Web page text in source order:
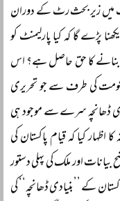
میں زیر بحث رٹ کے دوران
پڑے گا کہ کیا پارلیمنٹ کو
بنانے کا حق حاصل ہے؟ اس
کی طرف سے جو تحریری
ڈھانچہ سرے سے موجود ہی
کیا کہ قیام پاکستان کی
اور ملک کی پہلی دستور
کے ’’بنیادی ڈھانچہ‘‘ کی